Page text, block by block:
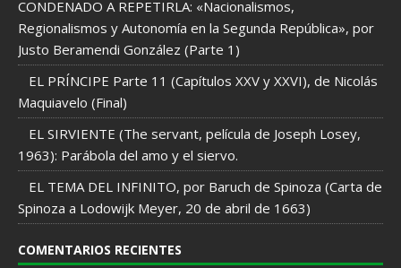
CONDENADO A REPETIRLA: «Nacionalismos,
Regionalismos y Autonomía en la Segunda República», por
Justo Beramendi González (Parte 1)
EL PRÍNCIPE Parte 11 (Capítulos XXV y XXVI), de Nicolás
Maquiavelo (Final)
EL SIRVIENTE (The servant, película de Joseph Losey,
1963): Parábola del amo y el siervo.
EL TEMA DEL INFINITO, por Baruch de Spinoza (Carta de
Spinoza a Lodowijk Meyer, 20 de abril de 1663)
COMENTARIOS RECIENTES